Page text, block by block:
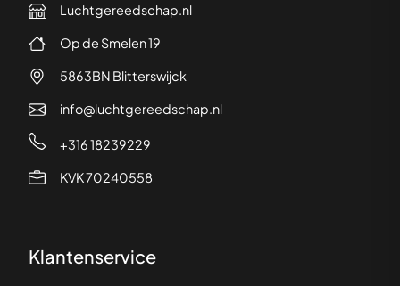
Luchtgereedschap.nl
Op de Smelen 19
5863BN Blitterswijck
info@luchtgereedschap.nl
+316 18239229
KVK 70240558
Klantenservice